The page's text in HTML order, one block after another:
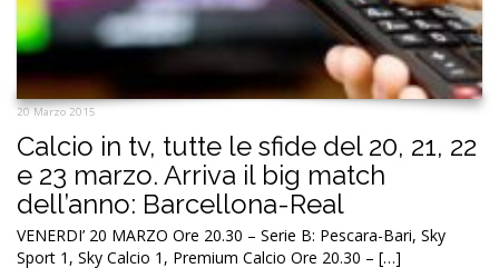
20 Marzo 2015
Calcio in tv, tutte le sfide del 20, 21, 22
e 23 marzo. Arriva il big match
dell’anno: Barcellona-Real
VENERDI’ 20 MARZO Ore 20.30 – Serie B: Pescara-Bari, Sky
Sport 1, Sky Calcio 1, Premium Calcio Ore 20.30 – […]